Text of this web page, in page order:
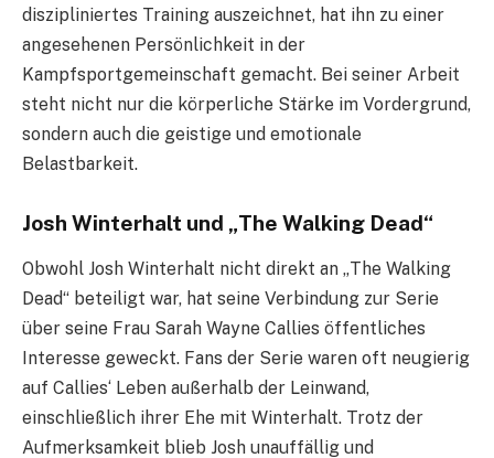
diszipliniertes Training auszeichnet, hat ihn zu einer
angesehenen Persönlichkeit in der
Kampfsportgemeinschaft gemacht. Bei seiner Arbeit
steht nicht nur die körperliche Stärke im Vordergrund,
sondern auch die geistige und emotionale
Belastbarkeit.
Josh Winterhalt und „The Walking Dead“
Obwohl Josh Winterhalt nicht direkt an „The Walking
Dead“ beteiligt war, hat seine Verbindung zur Serie
über seine Frau Sarah Wayne Callies öffentliches
Interesse geweckt. Fans der Serie waren oft neugierig
auf Callies‘ Leben außerhalb der Leinwand,
einschließlich ihrer Ehe mit Winterhalt. Trotz der
Aufmerksamkeit blieb Josh unauffällig und